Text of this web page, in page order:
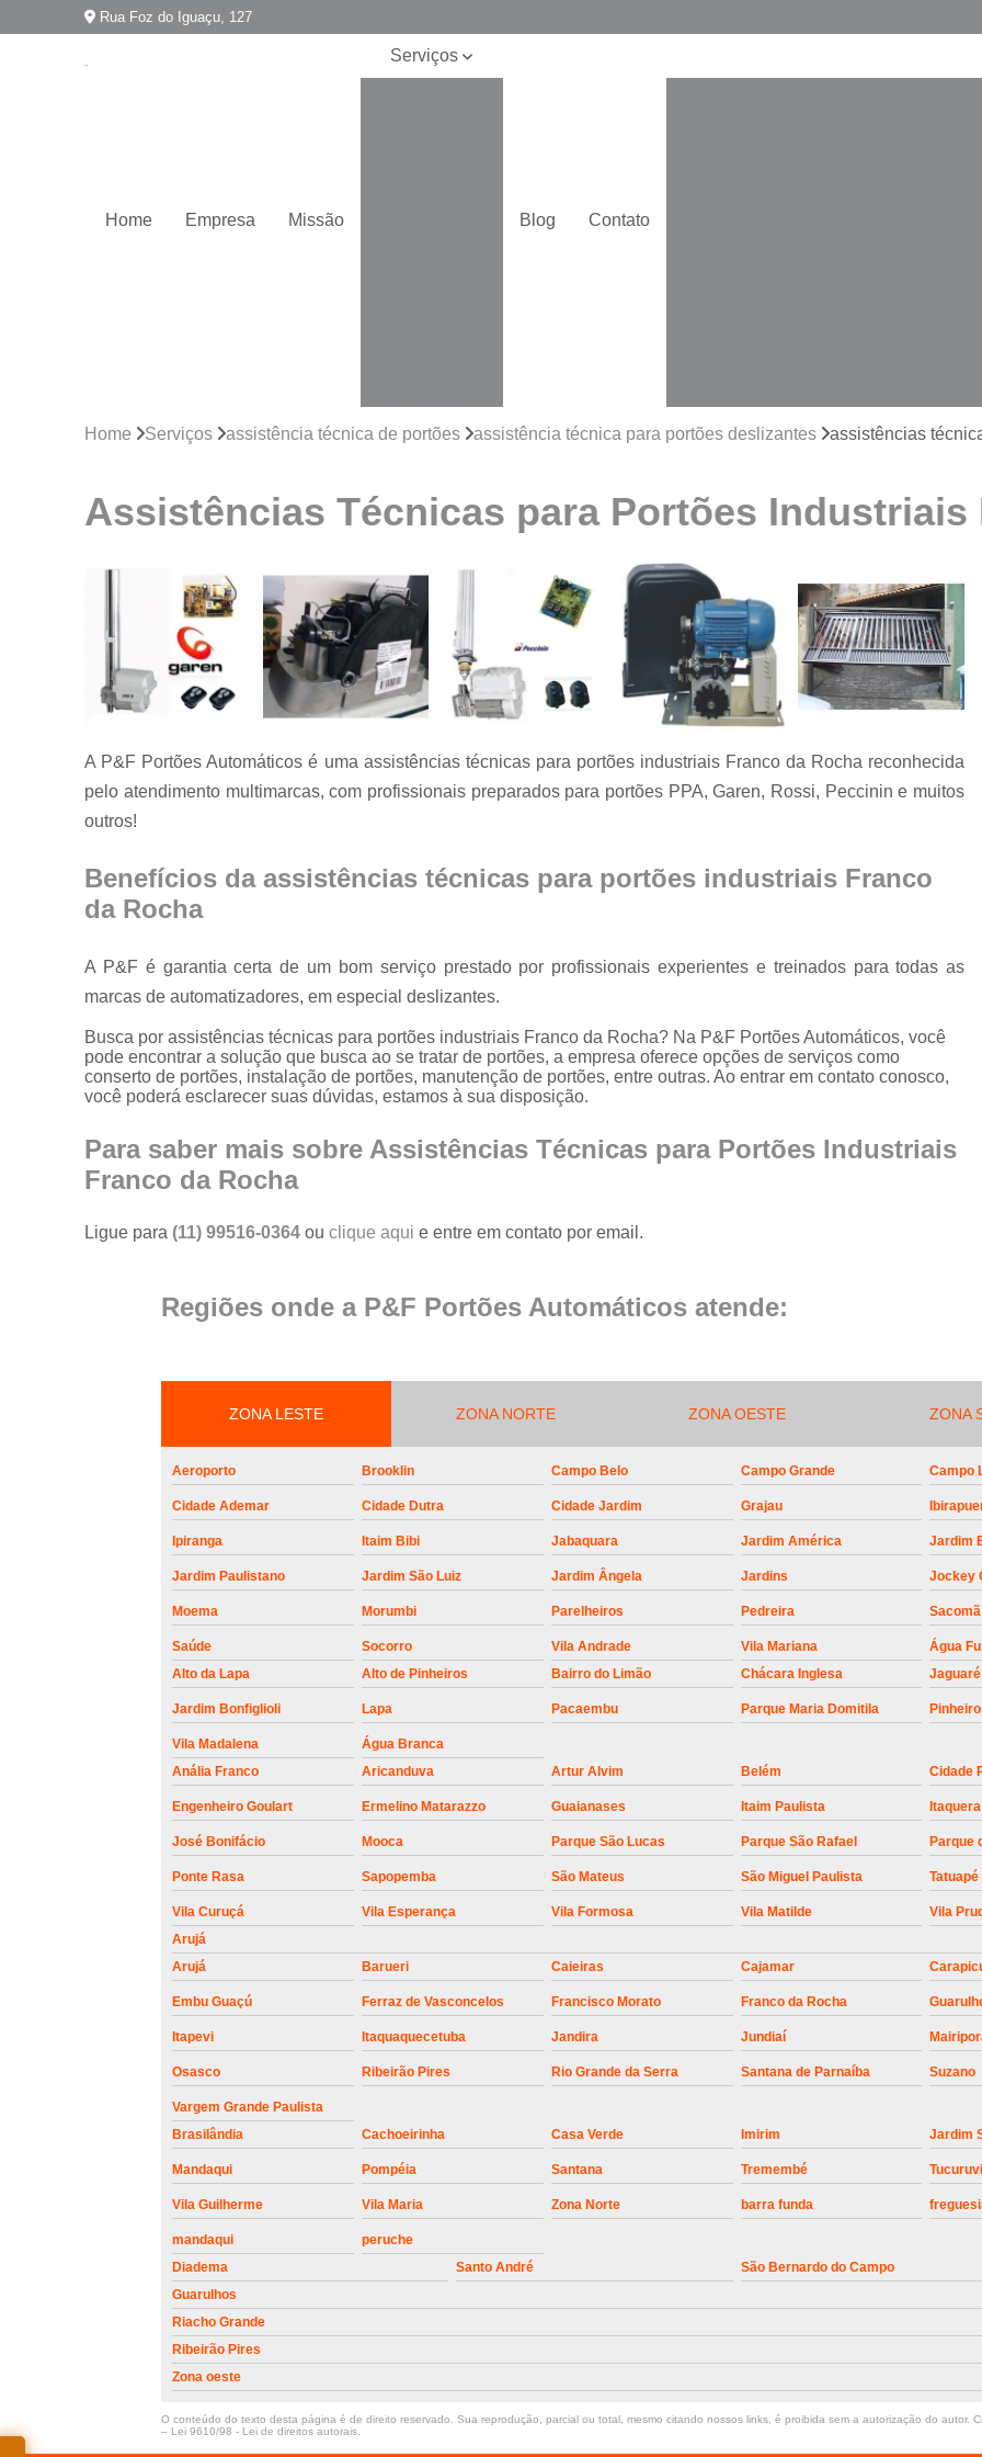
Rua Foz do Iguaçu, 127
Home Empresa Missão
Serviços
de portões
Empresa para
Instalação de
Instalação de
Manutenção
de motores
Manutenção
Manutenção
em portões
Serviço de
conserto de
portões
Serviço de
reparo em
portões
portões
segurança
para portões
de aço de
portões
central do
portões
roldanas e
portões
Blog Contato
Automatização de Portão de
Automatização de Portão Ppa
Automatização para Portão
Automatizar Portão 2 Folhas
Conserto de Motor de
Conserto de Motor Portão
Conserto Motor Portão
Conserto Placa Motor de Portão
Conserto de
Conserto de
Conserto de Portão Automático
Conserto
Empresa de
Empresa de
Empresa de
Empresa de
Empresa para
Empresa para
Empresa para
Empresa para
Empresa para
Empresa para
Empresa para
Empresa para Instalação de Trava
Instalação de Motor de Portão
Instalação de Motor em Portão
Instalação de Motor para
Instalação de Motor
Instalação Motor Portão
Instalação de Motor de Portão
Instalação de
Instalação de Portão Automático
Instalação de Portão
Instalação de Portões
Instalação de Trava Portão
Conserto de Motor de
Manutenção de Motor de
Manutenção em Motor de
Home Serviços assistência técnica de portões assistência técnica para portões deslizantes assistências
Assistências Técnicas para Portões Industriais
A P&F Portões Automáticos é uma assistências técnicas para portões industriais Franco da Rocha reconhecida
pelo atendimento multimarcas, com profissionais preparados para portões PPA, Garen, Rossi, Peccinin e muitos
outros!
Benefícios da assistências técnicas para portões industriais Franco
da Rocha
A P&F é garantia certa de um bom serviço prestado por profissionais experientes e treinados para todas as
marcas de automatizadores, em especial deslizantes.
Busca por assistências técnicas para portões industriais Franco da Rocha? Na P&F Portões Automáticos, você
pode encontrar a solução que busca ao se tratar de portões, a empresa oferece opções de serviços como
conserto de portões, instalação de portões, manutenção de portões, entre outras. Ao entrar em contato conosco,
você poderá esclarecer suas dúvidas, estamos à sua disposição.
Para saber mais sobre Assistências Técnicas para Portões Industriais
Franco da Rocha
Ligue para (11) 99516-0364ouclique aqui e entre em contato por email.
Regiões onde a P&F Portões Automáticos atende:
ZONA LESTE ZONA NORTE ZONA OESTE ZONA
Aeroporto Brooklin Campo Belo Campo Grande Campo
Cidade Ademar Cidade Dutra Cidade Jardim Grajau
Ipiranga Itaim Bibi Jabaquara Jardim América Jardim
Jardim Paulistano Jardim São Luiz Jardim Ângela Jardins Jockey
Moema Morumbi Parelheiros Pedreira Sacomã
Saúde Socorro Vila Andrade Vila Mariana
Água
Alto da Lapa
Alto de Pinheiros Bairro do Limão Chácara Inglesa Jaguaré
Jardim Bonfiglioli Lapa Pacaembu Parque Maria Domitila
Vila Madalena
Água Branca
Anália Franco
Aricanduva Artur Alvim Belém Cidade
Engenheiro Goulart Ermelino Matarazzo Guaianases Itaim Paulista Itaquera
José Bonifácio Mooca Parque São Lucas Parque São Rafael Parque
Ponte Rasa Sapopemba São Mateus São Miguel Paulista Tatuapé
Vila Curuçá Vila Esperança Vila Formosa Vila Matilde Vila
Arujá
Arujá
Barueri Caieiras Cajamar
Embu Guaçú Ferraz de Vasconcelos Francisco Morato Franco da Rocha
Itapevi Itaquaquecetuba Jandira Jundiaí
Osasco Ribeirão Pires Rio Grande da Serra Santana de Parnaíba Suzano
Vargem Grande Paulista
Brasilândia
Cachoeirinha Casa Verde Imirim Jardim
Mandaqui Pompéia Santana Tremembé Tucuruvi
Vila Guilherme Vila Maria Zona Norte barra funda
mandaqui
peruche
Diadema
Santo André São Bernardo do Campo
Guarulhos
Riacho Grande
Ribeirão Pires
Zona oeste
O conteúdo do texto desta página é de direito reservado. Sua reprodução, parcial ou total, mesmo citando nossos links, é proibida sem a autorização do autor.
– Lei 9610/98 - Lei de direitos autorais.